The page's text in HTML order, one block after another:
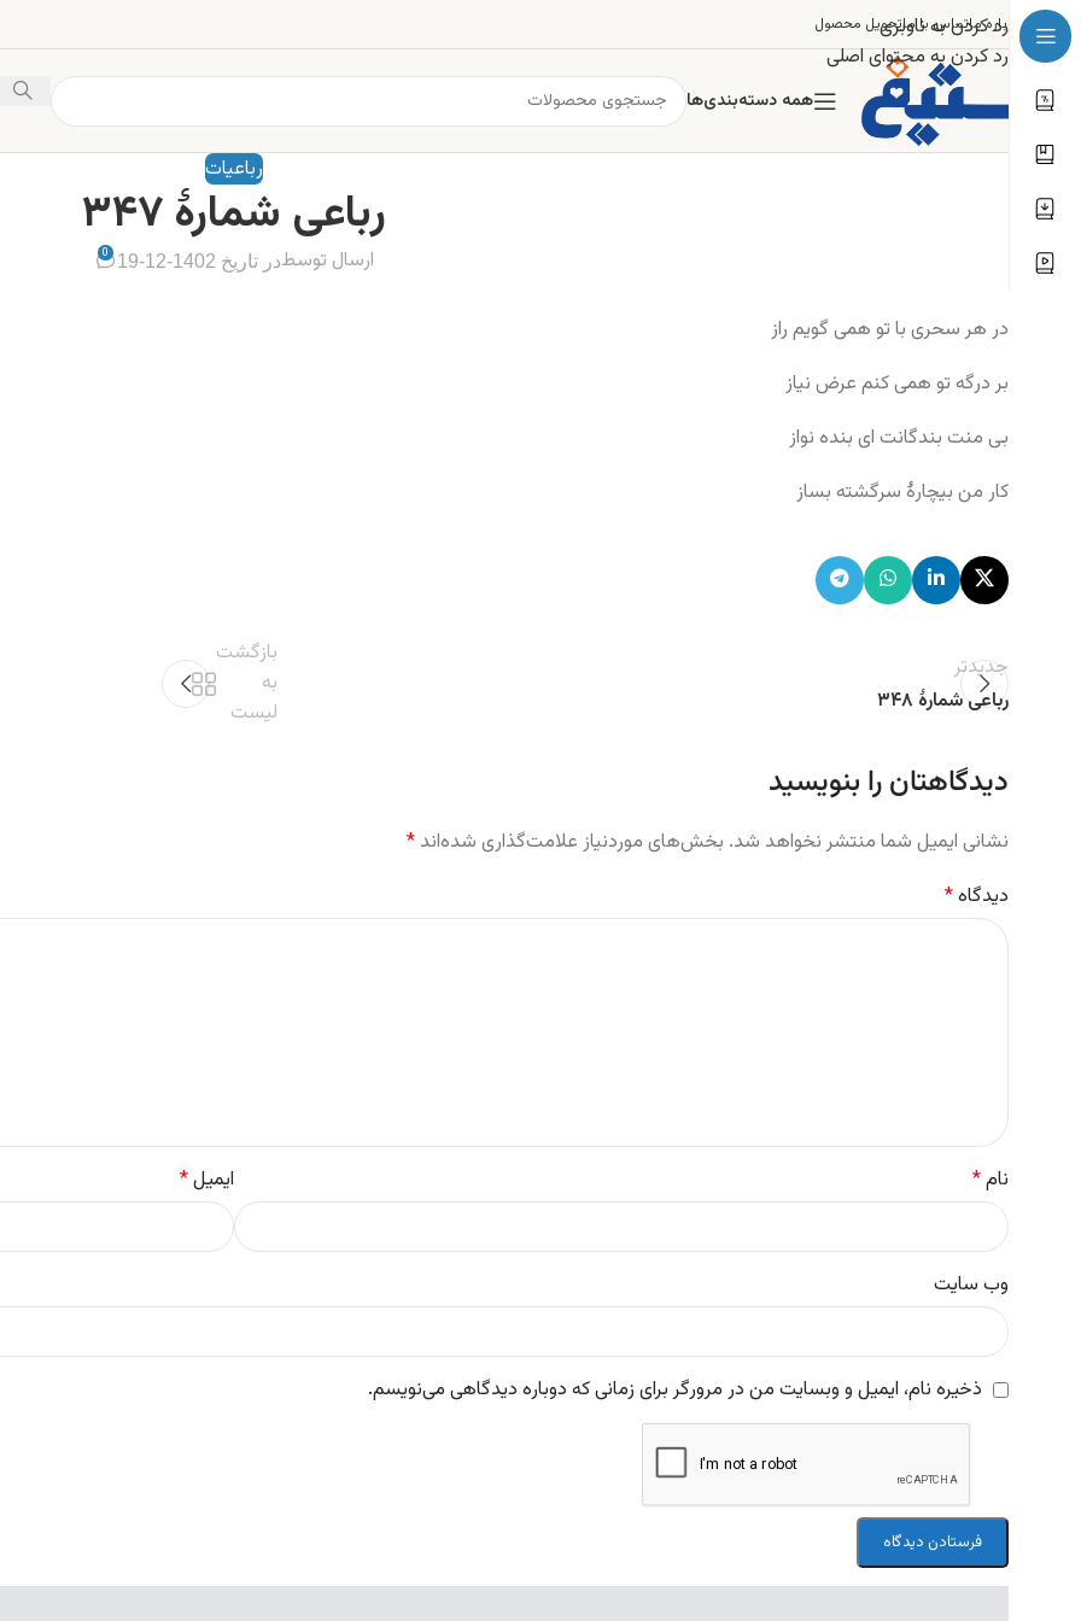
رد کردن به ناوبری
رد کردن به محتوای اصلی
درباره ماتماس با ماتحویل محصول
همه دسته‌بندی‌ها
رباعیات
رباعی شمارهٔ ۳۴۷
ارسال توسطدر تاریخ 1402-12-19 0
در هر سحری با تو همی گویم راز
بر درگه تو همی کنم عرض نیاز
بی منت بندگانت ای بنده نواز
کار من بیچارهٔ سرگشته بساز
جدیدتر
رباعی شمارهٔ ۳۴۸
بازگشت
به
لیست
دیدگاهتان را بنویسید
نشانی ایمیل شما منتشر نخواهد شد. بخش‌های موردنیاز علامت‌گذاری شده‌اند *
دیدگاه*
نام* ایمیل*
وب‌ سایت
ذخیره نام، ایمیل و وبسایت من در مرورگر برای زمانی که دوباره دیدگاهی می‌نویسم.